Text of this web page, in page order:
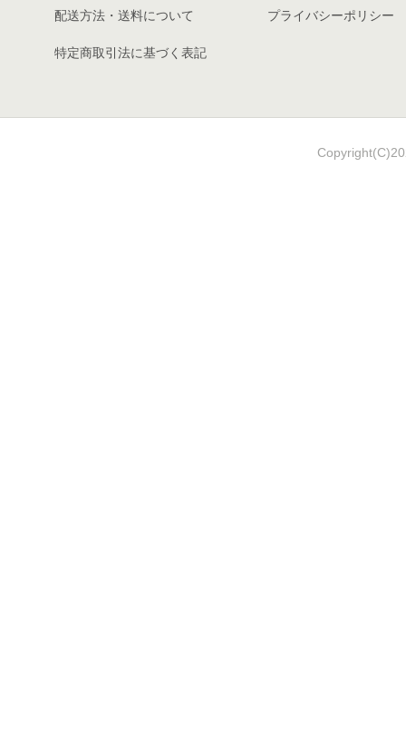
配送方法・送料について
特定商取引法に基づく表記
プライバシーポリシー